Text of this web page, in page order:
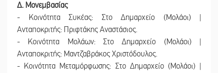
Δ. Μονεμβασίας
- Κοινότητα Συκέας: Στο Δημαρχείο (Μολάοι) |
Ανταποκριτής: Πριφτάκης Αναστάσιος.
- Κοινότητα Μολάων: Στο Δημαρχείο (Μολάοι) |
Ανταποκριτής: Μαντζαβράκος Χριστόδουλος.
- Κοινότητα Μεταμόρφωσης: Στο Δημαρχείο (Μολάοι) |